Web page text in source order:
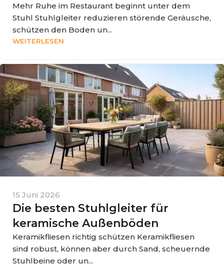
Mehr Ruhe im Restaurant beginnt unter dem
Stuhl Stuhlgleiter reduzieren störende Geräusche,
schützen den Boden un...
WEITERLESEN
15 Juni 2026
Die besten Stuhlgleiter für
keramische Außenböden
Keramikfliesen richtig schützen Keramikfliesen
sind robust, können aber durch Sand, scheuernde
Stuhlbeine oder un...